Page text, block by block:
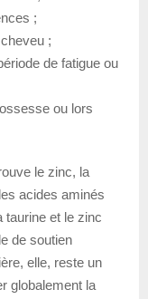
;
;
de fatigue ou
ou lors
le zinc, la
acides aminés
taurine et le zinc
de soutien
elle, reste un
globalement la